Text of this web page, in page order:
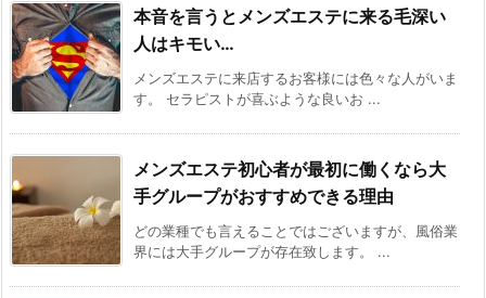
本音を言うとメンズエステに来る毛深い
人はキモい…
メンズエステに来店するお客様には色々な人がいま
す。 セラピストが喜ぶような良いお ...
メンズエステ初心者が最初に働くなら大
手グループがおすすめできる理由
どの業種でも言えることではございますが、風俗業
界には大手グループが存在致します。 ...